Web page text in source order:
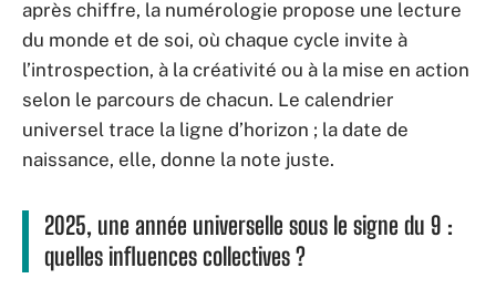
après chiffre, la numérologie propose une lecture
du monde et de soi, où chaque cycle invite à
l’introspection, à la créativité ou à la mise en action
selon le parcours de chacun. Le calendrier
universel trace la ligne d’horizon ; la date de
naissance, elle, donne la note juste.
2025, une année universelle sous le signe du 9 :
quelles influences collectives ?